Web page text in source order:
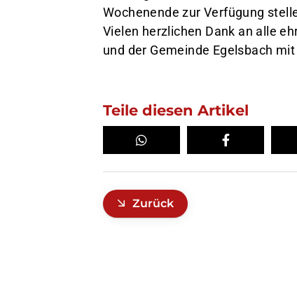
Wochenende zur Verfügung
Vielen herzlichen Dank an alle
und der Gemeinde Egelsbach
Teile diesen Artikel
Zurück